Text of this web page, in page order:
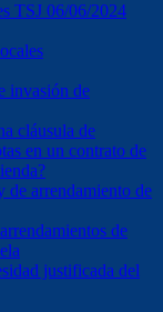
TSJ 06/06/2024
invasión de
cláusula de
en un contrato de
arrendamiento de
de
justificada del